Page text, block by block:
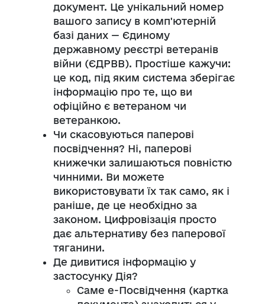
документ. Це унікальний номер
вашого запису в комп'ютерній
базі даних — Єдиному
державному реєстрі ветеранів
війни (ЄДРВВ). Простіше кажучи:
це код, під яким система зберігає
інформацію про те, що ви
офіційно є ветераном чи
ветеранкою.
Чи скасовуються паперові
посвідчення? Ні, паперові
книжечки залишаються повністю
чинними. Ви можете
використовувати їх так само, як і
раніше, де це необхідно за
законом. Цифровізація просто
дає альтернативу без паперової
тяганини.
Де дивитися інформацію у
застосунку Дія?
Саме е-Посвідчення (картка